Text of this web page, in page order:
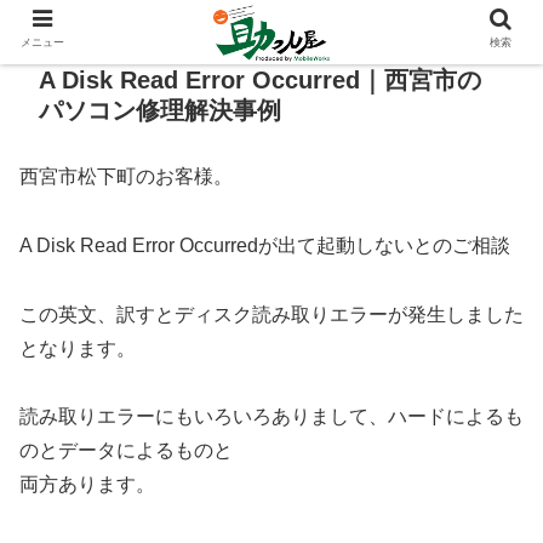
A Disk Read Error Occurred｜西宮市の
パソコン修理解決事例
西宮市松下町のお客様。
A Disk Read Error Occurredが出て起動しないとのご相談
この英文、訳すとディスク読み取りエラーが発生しました
となります。
読み取りエラーにもいろいろありまして、ハードによるも
のとデータによるものと
両方あります。
メニュー 検索